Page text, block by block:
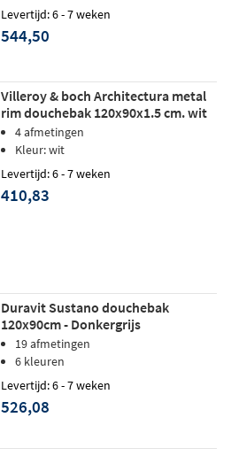
Levertijd: 6 - 7 weken
544,50
Villeroy & boch Architectura metal
rim douchebak 120x90x1.5 cm. wit
4 afmetingen
Kleur: wit
Levertijd: 6 - 7 weken
410,83
Duravit Sustano douchebak
120x90cm - Donkergrijs
19 afmetingen
6 kleuren
Levertijd: 6 - 7 weken
526,08